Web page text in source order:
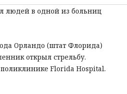
людей в одной из больниц
Орландо (штат Флорида)
открыл стрельбу.
Florida Hospital.